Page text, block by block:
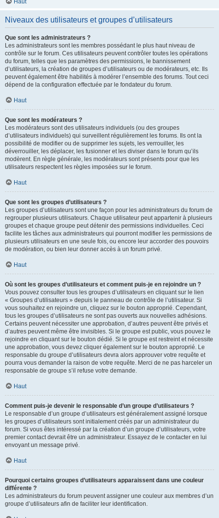
Haut
Niveaux des utilisateurs et groupes d’utilisateurs
Que sont les administrateurs ?
Les administrateurs sont les membres possédant le plus haut niveau de
contrôle sur le forum. Ces utilisateurs peuvent contrôler toutes les opérations
du forum, telles que les paramètres des permissions, le bannissement
d’utilisateurs, la création de groupes d’utilisateurs ou de modérateurs, etc. Ils
peuvent également être habilités à modérer l’ensemble des forums. Tout ceci
dépend de la configuration effectuée par le fondateur du forum.
Haut
Que sont les modérateurs ?
Les modérateurs sont des utilisateurs individuels (ou des groupes
d’utilisateurs individuels) qui surveillent régulièrement les forums. Ils ont la
possibilité de modifier ou de supprimer les sujets, les verrouiller, les
déverrouiller, les déplacer, les fusionner et les diviser dans le forum qu’ils
modèrent. En règle générale, les modérateurs sont présents pour que les
utilisateurs respectent les règles imposées sur le forum.
Haut
Que sont les groupes d’utilisateurs ?
Les groupes d’utilisateurs sont une façon pour les administrateurs du forum de
regrouper plusieurs utilisateurs. Chaque utilisateur peut appartenir à plusieurs
groupes et chaque groupe peut détenir des permissions individuelles. Ceci
facilite les tâches aux administrateurs qui pourront modifier les permissions de
plusieurs utilisateurs en une seule fois, ou encore leur accorder des pouvoirs
de modération, ou bien leur donner accès à un forum privé.
Haut
Où sont les groupes d’utilisateurs et comment puis-je en rejoindre un ?
Vous pouvez consulter tous les groupes d’utilisateurs en cliquant sur le lien
« Groupes d’utilisateurs » depuis le panneau de contrôle de l’utilisateur. Si
vous souhaitez en rejoindre un, cliquez sur le bouton approprié. Cependant,
tous les groupes d’utilisateurs ne sont pas ouverts aux nouvelles adhésions.
Certains peuvent nécessiter une approbation, d’autres peuvent être privés et
d’autres peuvent même être invisibles. Si le groupe est public, vous pouvez le
rejoindre en cliquant sur le bouton dédié. Si le groupe est restreint et nécessite
une approbation, vous devez cliquer également sur le bouton approprié. Le
responsable du groupe d’utilisateurs devra alors approuver votre requête et
pourra vous demander la raison de votre requête. Merci de ne pas harceler un
responsable de groupe s’il refuse votre demande.
Haut
Comment puis-je devenir le responsable d’un groupe d’utilisateurs ?
Le responsable d’un groupe d’utilisateurs est généralement assigné lorsque
les groupes d’utilisateurs sont initialement créés par un administrateur du
forum. Si vous êtes intéressé par la création d’un groupe d’utilisateurs, votre
premier contact devrait être un administrateur. Essayez de le contacter en lui
envoyant un message privé.
Haut
Pourquoi certains groupes d’utilisateurs apparaissent dans une couleur
différente ?
Les administrateurs du forum peuvent assigner une couleur aux membres d’un
groupe d’utilisateurs afin de faciliter leur identification.